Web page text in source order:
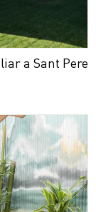
a Sant Pere